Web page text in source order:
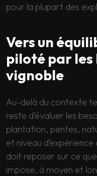
pour la plupart des
Vers un
piloté par les
vignoble
Au-delà du contexte
reste d’évaluer les
plantation, pentes,
et niveau
doit reposer sur ce
impose, à moyen et